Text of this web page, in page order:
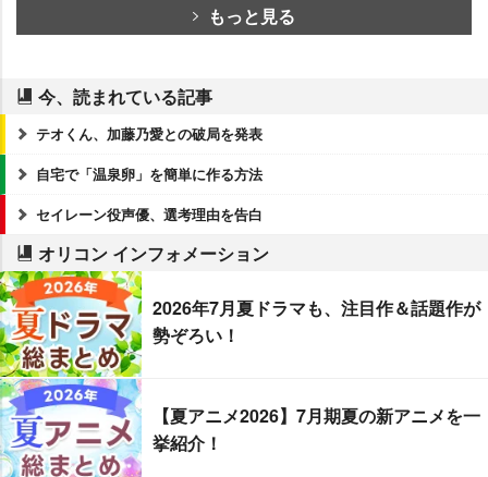
もっと見る
今、読まれている記事
テオくん、加藤乃愛との破局を発表
自宅で「温泉卵」を簡単に作る方法
セイレーン役声優、選考理由を告白
オリコン インフォメーション
2026年7月夏ドラマも、注目作＆話題作が
勢ぞろい！
【夏アニメ2026】7月期夏の新アニメを一
挙紹介！